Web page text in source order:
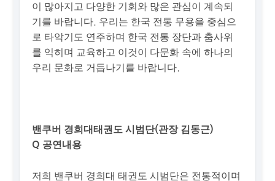
이 많아지고 다양한 기회와 많은 관심이 계속되
기를 바랍니다. 우리는 한국 전통 무용을 중심으
로 타악기도 연주하며 한국 전통 장단과 춤사위
를 익히며 교육하고 이것이 다문화 속에 하나의
우리 문화로 거듭나기를 바랍니다.
밴쿠버 경희대태권도 시범단(관장 김동근)
Q 공연내용
저희 밴쿠버 경희대 태권도 시범단은 전통적이며